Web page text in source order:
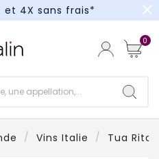
et 4X sans frais*
4X sans frais*
close
0
Vins Italie Tua Rita